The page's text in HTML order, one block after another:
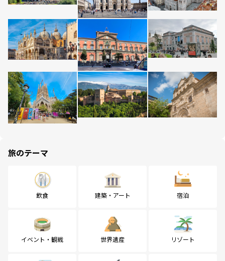
旅のテーマ
飲食 建築・アート 宿泊
イベント・観戦 世界遺産 リゾート